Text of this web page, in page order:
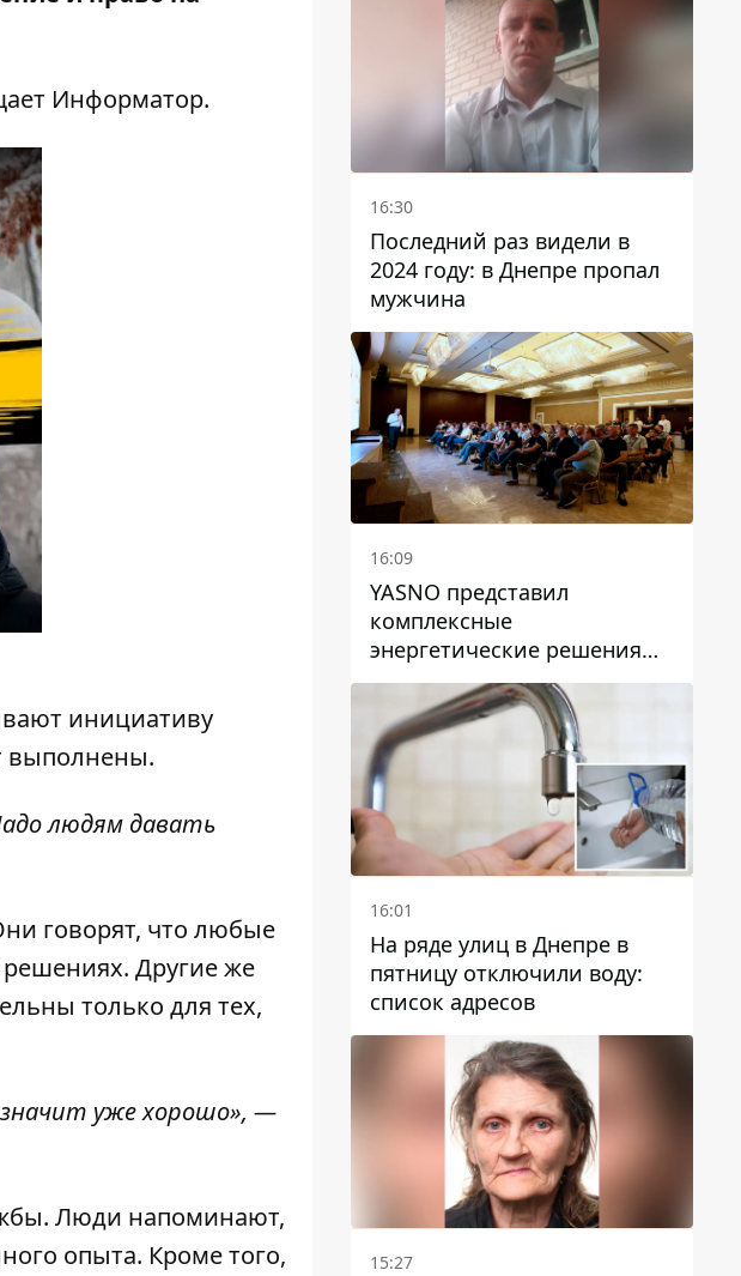
Информатор.
инициативу
выполнены.
людям давать
говорят, что любые
Другие же
только для тех,
уже хорошо», —
Люди напоминают,
опыта. Кроме того,
16:30
Последний раз видели в
2024 году: в Днепре пропал
мужчина
16:09
YASNO представил
комплексные
энергетические решения
для бизнеса в Днепре
16:01
На ряде улиц в Днепре в
пятницу отключили воду:
список адресов
15:27